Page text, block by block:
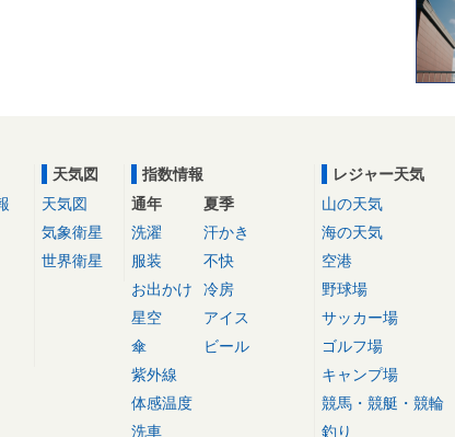
天気図
天気図
気象衛星
世界衛星
指数情報
通年
洗濯
服装
お出かけ
星空
傘
紫外線
体感温度
洗車
夏季
汗かき
不快
冷房
アイス
ビール
レジャー天気
山の天気
海の天気
空港
野球場
サッカー場
ゴルフ場
キャンプ場
競馬・競艇・競輪
釣り